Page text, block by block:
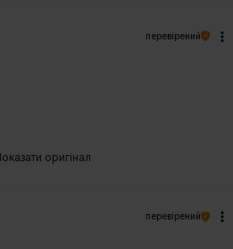
оригінал
перевірений
перевірений